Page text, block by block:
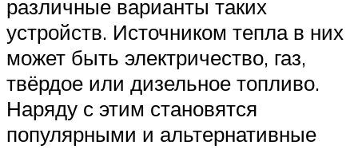
различные варианты таких
устройств. Источником тепла в них
может быть электричество, газ,
твёрдое или дизельное топливо.
Наряду с этим становятся
популярными и альтернативные